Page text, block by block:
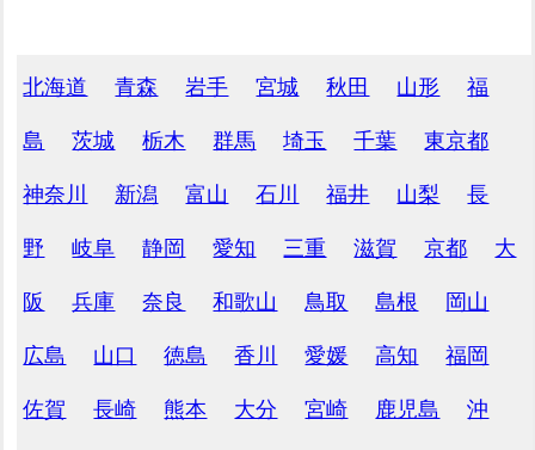
北海道 青森 岩手 宮城 秋田 山形 福
島 茨城 栃木 群馬 埼玉 千葉 東京都
神奈川 新潟 富山 石川 福井 山梨 長
野 岐阜 静岡 愛知 三重 滋賀 京都 大
阪 兵庫 奈良 和歌山 鳥取 島根 岡山
広島 山口 徳島 香川 愛媛 高知 福岡
佐賀 長崎 熊本 大分 宮崎 鹿児島 沖